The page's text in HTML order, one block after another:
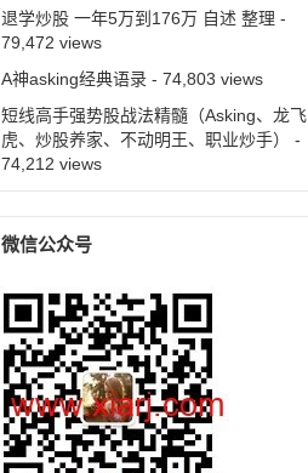
退学炒股 一年5万到176万 自述 整理 -
79,472 views
A神asking经典语录- 74,803 views
短线高手强势股战法精髓（Asking、龙飞
虎、炒股养家、不动明王、职业炒手）
-
74,212 views
微信公众号